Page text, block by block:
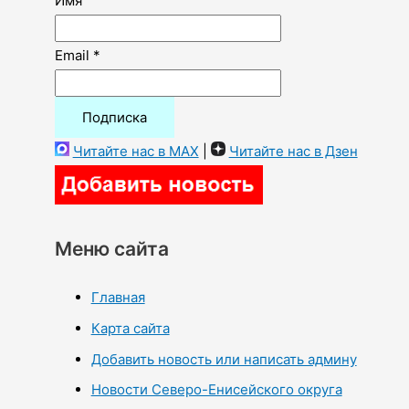
Email *
Читайте нас в MAX Читайте нас в Дзен
Меню сайта
Главная
Карта сайта
Добавить новость или написать админу
Новости Северо-Енисейского округа